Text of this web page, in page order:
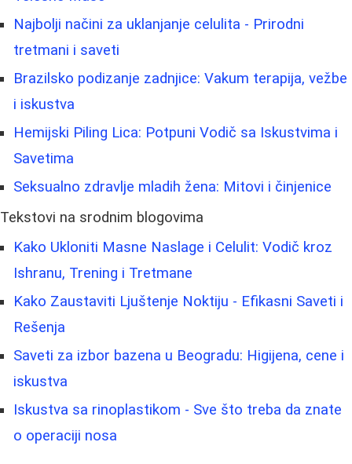
Najbolji načini za uklanjanje celulita - Prirodni
tretmani i saveti
Brazilsko podizanje zadnjice: Vakum terapija, vežbe
i iskustva
Hemijski Piling Lica: Potpuni Vodič sa Iskustvima i
Savetima
Seksualno zdravlje mladih žena: Mitovi i činjenice
Tekstovi na srodnim blogovima
Kako Ukloniti Masne Naslage i Celulit: Vodič kroz
Ishranu, Trening i Tretmane
Kako Zaustaviti Ljuštenje Noktiju - Efikasni Saveti i
Rešenja
Saveti za izbor bazena u Beogradu: Higijena, cene i
iskustva
Iskustva sa rinoplastikom - Sve što treba da znate
o operaciji nosa